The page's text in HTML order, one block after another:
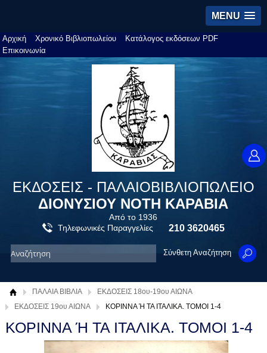
MENU
Αρχική Χρονικό Βιβλιοπωλείου
Κατάλογος εκδόσεων PDF
Επικοινωνία
ΕΚΔΟΣΕΙΣ - ΠΑΛΑΙΟΒΙΒΛΙΟΠΩΛΕΙΟ
ΔΙΟΝΥΣΙΟΥ ΝΟΤΗ ΚΑΡΑΒΙΑ
Από το 1936
Τηλεφωνικές Παραγγελίες
210 3620465
Σύνθετη Αναζήτηση
ΠΑΛΑΙΑ ΒΙΒΛΙΑ
ΕΚΔΟΣΕΙΣ 18ου-19ου ΑΙΩΝΑ
ΕΚΔΟΣΕΙΣ 19ου ΑΙΩΝΑ
ΚΟΡΙΝΝΑ Ή ΤΑ ΙΤΑΛΙΚΑ. ΤΟΜΟΙ 1-4
ΚΟΡΙΝΝΑ Ή ΤΑ ΙΤΑΛΙΚΑ. ΤΟΜΟΙ 1-4